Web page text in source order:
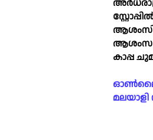
ആശംസ
കാപ്പ
ഓൺലൈൻ